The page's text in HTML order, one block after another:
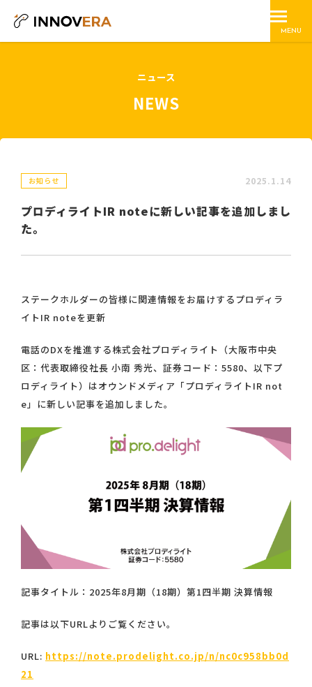
MENU
ニュース
NEWS
お知らせ 2025.1.14
プロディライトIR noteに新しい記事を追加しまし
た。
ステークホルダーの皆様に関連情報をお届けするプロディラ
イトIR noteを更新
電話のDXを推進する株式会社プロディライト（大阪市中央
区：代表取締役社長 小南 秀光、証券コード：5580、以下プ
ロディライト）はオウンドメディア「プロディライトIR not
e」に新しい記事を追加しました。
記事タイトル：2025年8月期（18期）第1四半期 決算情報
記事は以下URLよりご覧ください。
URL: https://note.prodelight.co.jp/n/nc0c958bb0d
21